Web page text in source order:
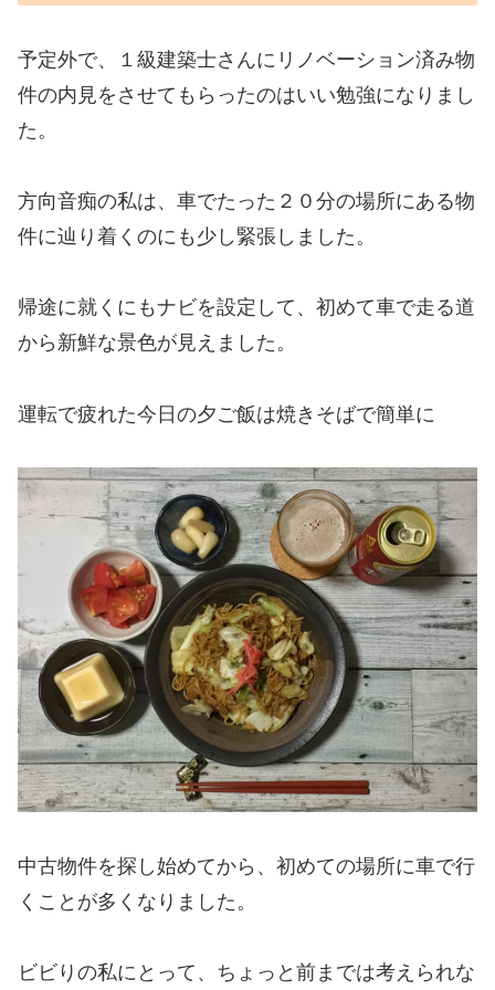
予定外で、１級建築士さんにリノベーション済み物
件の内見をさせてもらったのはいい勉強になりまし
た。
方向音痴の私は、車でたった２０分の場所にある物
件に辿り着くのにも少し緊張しました。
帰途に就くにもナビを設定して、初めて車で走る道
から新鮮な景色が見えました。
運転で疲れた今日の夕ご飯は焼きそばで簡単に
中古物件を探し始めてから、初めての場所に車で行
くことが多くなりました。
ビビりの私にとって、ちょっと前までは考えられな